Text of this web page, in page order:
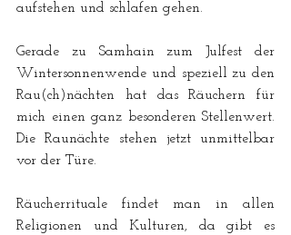
aufstehen und schlafen gehen.
Gerade zu Samhain zum Julfest der
Wintersonnenwende und speziell zu den
Rau(ch)nächten hat das Räuchern für
mich einen ganz besonderen Stellenwert.
Die Raunächte stehen jetzt unmittelbar
vor der Türe.
Räucherrituale findet man in allen
Religionen und Kulturen, da gibt es